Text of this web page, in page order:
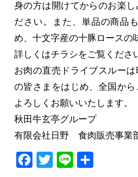
身の方は開けてからのお楽
ださい。また、単品の商品
め、十文字産の十豚ロースの
詳しくはチラシをご覧くださ
お肉の直売ドライブスルー
の皆さまをはじめ、全国か
よろしくお願いいたします。
秋田牛玄亭グループ
有限会社日野 食肉販売事業
Facebook
Twitter
Line